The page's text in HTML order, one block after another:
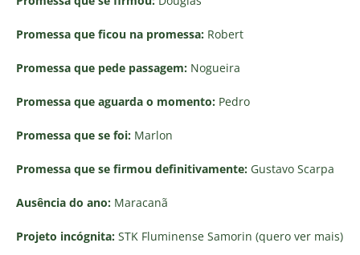
Promessa que ficou na promessa: Robert
Promessa que pede passagem: Nogueira
Promessa que aguarda o momento: Pedro
Promessa que se foi: Marlon
Promessa que se firmou definitivamente: Gustavo Scarpa
Ausência do ano: Maracanã
Projeto incógnita: STK Fluminense Samorin (quero ver mais)